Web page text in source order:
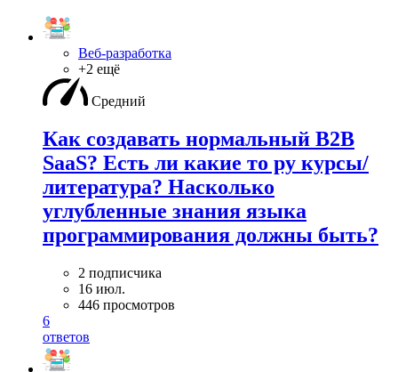
Веб-разработка
+2 ещё
Средний
Как создавать нормальный B2B
SaaS? Есть ли какие то ру курсы/
литература? Насколько
углубленные знания языка
программирования должны быть?
2 подписчика
16 июл.
446 просмотров
6
ответов